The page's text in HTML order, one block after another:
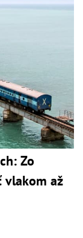
Zo
vlakom až